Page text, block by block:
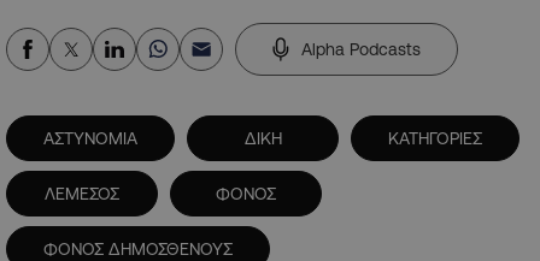
Alpha Podcasts
ΑΣΤΥΝΟΜΙΑ ΔΙΚΗ ΚΑΤΗΓΟΡΙΕΣ
ΛΕΜΕΣΟΣ ΦΟΝΟΣ
ΦΟΝΟΣ ΔΗΜΟΣΘΕΝΟΥΣ